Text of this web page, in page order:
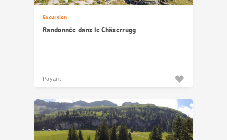
Excursion
Randonnée dans le Chäserrugg
Payant